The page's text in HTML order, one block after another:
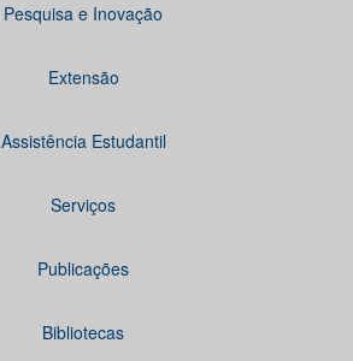
Pesquisa e Inovação
Extensão
Assistência Estudantil
Serviços
Publicações
Bibliotecas